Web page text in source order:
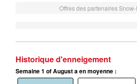
Offres des partenaires
Historique d'enneigement
Semaine 1 of August a en moyenne :